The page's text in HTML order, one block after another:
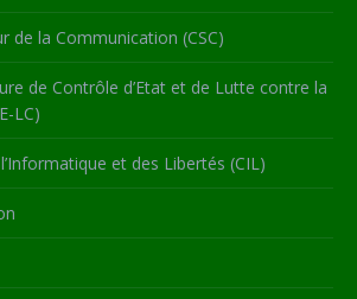
de la Communication (CSC)
de Contrôle d’Etat et de Lutte contre la
LC)
et des Libertés (CIL)